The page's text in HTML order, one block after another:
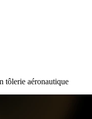
tôlerie aéronautique